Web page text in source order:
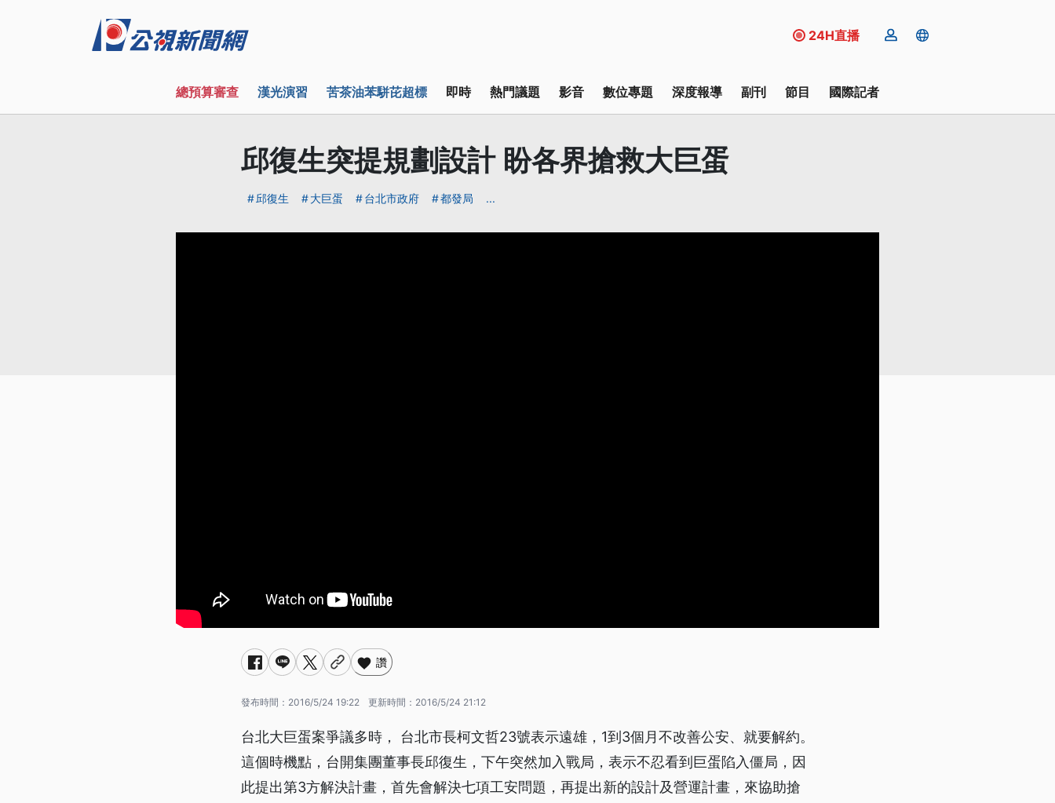
24H直播
總預算審查 漢光演習 苦茶油苯駢芘超標 即時 熱門議題 影音 數位專題 深度報導 副刊 節目 國際記者
邱復生突提規劃設計 盼各界搶救大巨蛋
邱復生 大巨蛋 台北市政府 都發局 ...
讚
發布時間： 2016/5/24 19:22 更新時間： 2016/5/24 21:12
台北大巨蛋案爭議多時， 台北市長柯文哲23號表示遠雄，1到3個月不改善公安、就要解約。
這個時機點，台開集團董事長邱復生，下午突然加入戰局，表示不忍看到巨蛋陷入僵局，因
此提出第3方解決計畫，首先會解決七項工安問題，再提出新的設計及營運計畫，來協助搶